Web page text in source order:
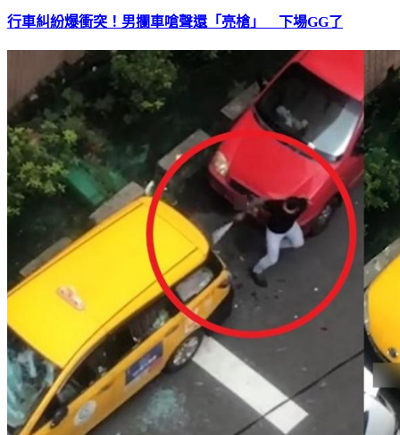
行車糾紛爆衝突！男攔車嗆聲還「亮槍」 下場GG了